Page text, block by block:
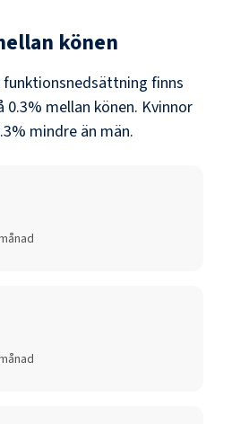
könen
finns
0.3% mellan könen. Kvinnor
% mindre än män.